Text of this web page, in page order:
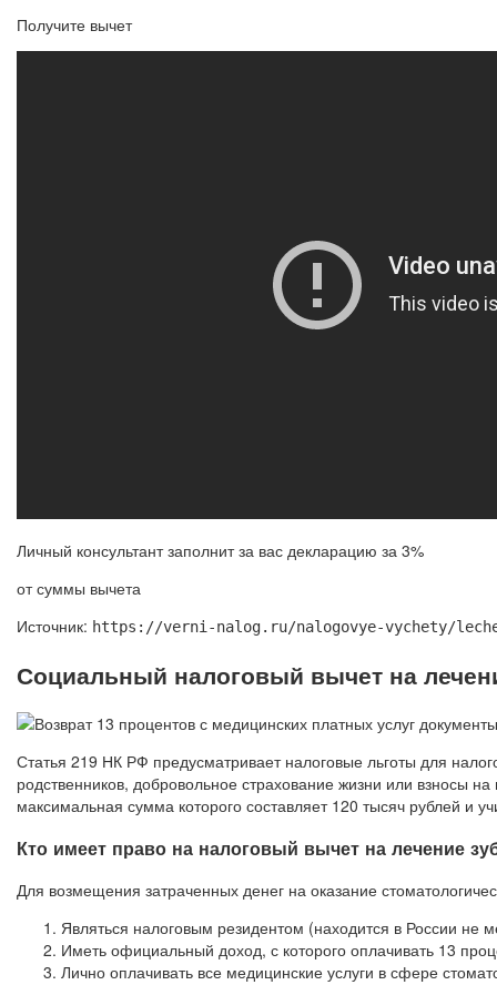
Получите вычет
Личный консультант заполнит за вас декларацию за 3%
от суммы вычета
Источник: https://verni-nalog.ru/nalogovye-vychety/
Социальный налоговый вычет на
Статья 219 НК РФ предусматривает налоговые льготы для
родственников, добровольное страхование жизни или взносы
максимальная сумма которого составляет 120 тысяч рублей и
Кто имеет право на налоговый вычет на лечение
Для возмещения затраченных денег на оказание
Являться налоговым резидентом (находится в России не
Иметь официальный доход, с которого оплачивать 13
Лично оплачивать все медицинские услуги в сфере